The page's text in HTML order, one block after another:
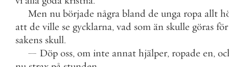
Men nu började några bland de unga ropa allt
att de ville se gycklarna, vad som än skulle göras för
sakens skull.
— Döp oss, om inte annat hjälper, ropade en,